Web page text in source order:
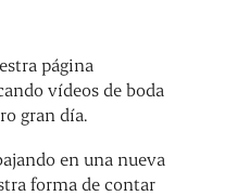
página
vídeos de boda
gran día.
en una nueva
forma de contar